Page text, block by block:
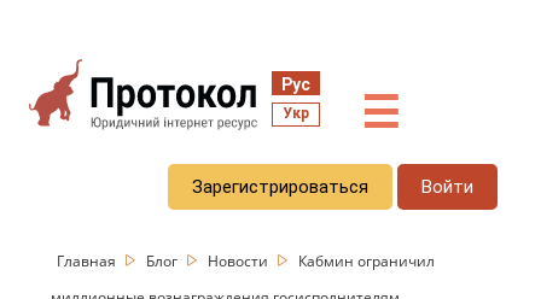
Рус
Укр ☰
Зарегистрироваться Войти
Главная Блог Новости
Кабмин ограничил